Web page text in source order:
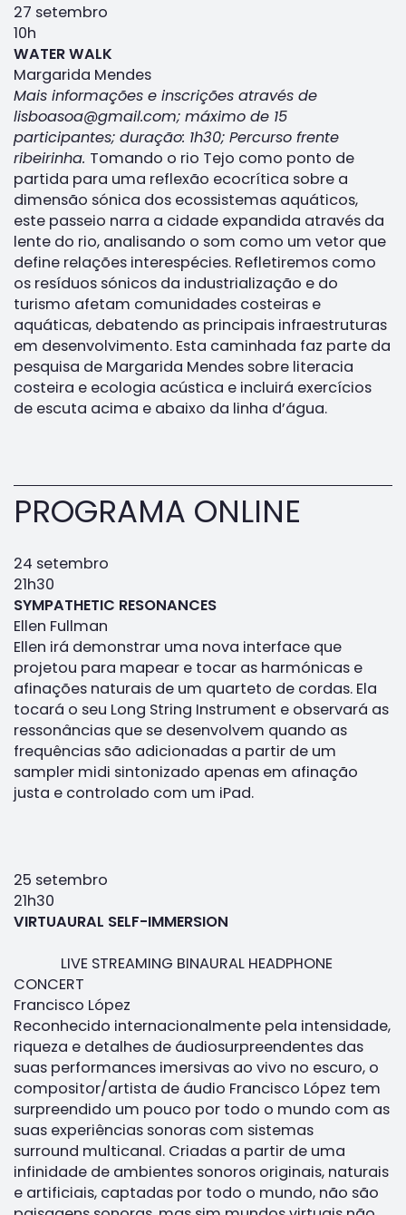
27 setembro
10h
WATER WALK
Margarida Mendes
Mais informações e inscrições através de
lisboasoa@gmail.com; máximo de 15
participantes; duração: 1h30; Percurso frente
ribeirinha. Tomando o rio Tejo como ponto de
partida para uma reflexão ecocrítica sobre a
dimensão sónica dos ecossistemas aquáticos,
este passeio narra a cidade expandida através da
lente do rio, analisando o som como um vetor que
define relações interespécies. Refletiremos como
os resíduos sónicos da industrialização e do
turismo afetam comunidades costeiras e
aquáticas, debatendo as principais infraestruturas
em desenvolvimento. Esta caminhada faz parte da
pesquisa de Margarida Mendes sobre literacia
costeira e ecologia acústica e incluirá exercícios
de escuta acima e abaixo da linha d’água.
PROGRAMA ONLINE
24 setembro
21h30
SYMPATHETIC RESONANCES
Ellen Fullman
Ellen irá demonstrar uma nova interface que
projetou para mapear e tocar as harmónicas e
afinações naturais de um quarteto de cordas. Ela
tocará o seu Long String Instrument e observará as
ressonâncias que se desenvolvem quando as
frequências são adicionadas a partir de um
sampler midi sintonizado apenas em afinação
justa e controlado com um iPad.
25 setembro
21h30
VIRTUAURAL SELF-IMMERSION
LIVE STREAMING BINAURAL HEADPHONE
CONCERT
Francisco López
Reconhecido internacionalmente pela intensidade,
riqueza e detalhes de áudiosurpreendentes das
suas performances imersivas ao vivo no escuro, o
compositor/artista de áudio Francisco López tem
surpreendido um pouco por todo o mundo com as
suas experiências sonoras com sistemas
surround multicanal. Criadas a partir de uma
infinidade de ambientes sonoros originais, naturais
e artificiais, captadas por todo o mundo, não são